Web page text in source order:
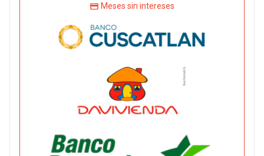
Meses sin intereses